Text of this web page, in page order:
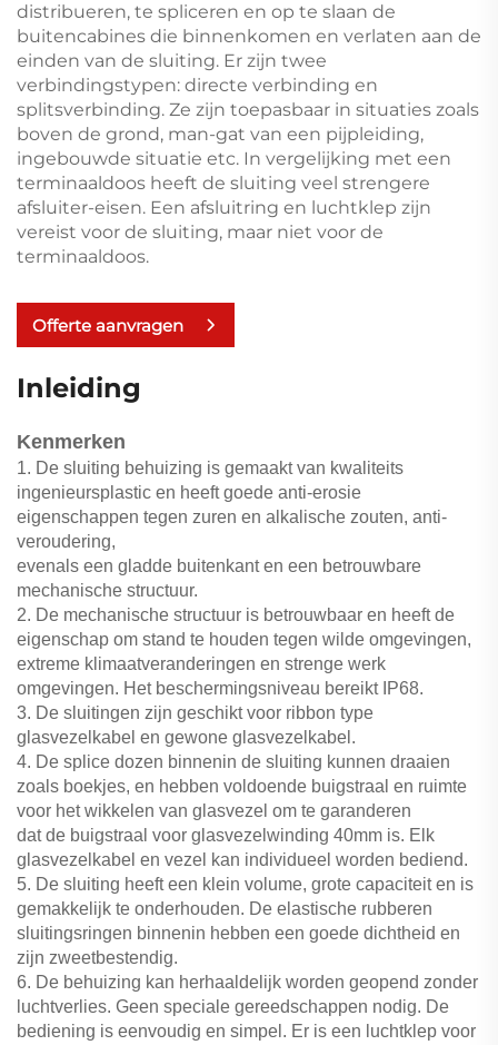
distribueren, te spliceren en op te slaan de
buitencabines die binnenkomen en verlaten aan de
einden van de sluiting. Er zijn twee
verbindingstypen: directe verbinding en
splitsverbinding. Ze zijn toepasbaar in situaties zoals
boven de grond, man-gat van een pijpleiding,
ingebouwde situatie etc. In vergelijking met een
terminaaldoos heeft de sluiting veel strengere
afsluiter-eisen. Een afsluitring en luchtklep zijn
vereist voor de sluiting, maar niet voor de
terminaaldoos.
Offerte aanvragen
Inleiding
Kenmerken
1. De sluiting behuizing is gemaakt van kwaliteits
ingenieursplastic en heeft goede anti-erosie
eigenschappen tegen zuren en alkalische zouten, anti-
veroudering,
evenals een gladde buitenkant en een betrouwbare
mechanische structuur.
2. De mechanische structuur is betrouwbaar en heeft de
eigenschap om stand te houden tegen wilde omgevingen,
extreme klimaatveranderingen en strenge werk
omgevingen. Het beschermingsniveau bereikt IP68.
3. De sluitingen zijn geschikt voor ribbon type
glasvezelkabel en gewone glasvezelkabel.
4. De splice dozen binnenin de sluiting kunnen draaien
zoals boekjes, en hebben voldoende buigstraal en ruimte
voor het wikkelen van glasvezel om te garanderen
dat de buigstraal voor glasvezelwinding 40mm is. Elk
glasvezelkabel en vezel kan individueel worden bediend.
5. De sluiting heeft een klein volume, grote capaciteit en is
gemakkelijk te onderhouden. De elastische rubberen
sluitingsringen binnenin hebben een goede dichtheid en
zijn zweetbestendig.
6. De behuizing kan herhaaldelijk worden geopend zonder
luchtverlies. Geen speciale gereedschappen nodig. De
bediening is eenvoudig en simpel. Er is een luchtklep voor